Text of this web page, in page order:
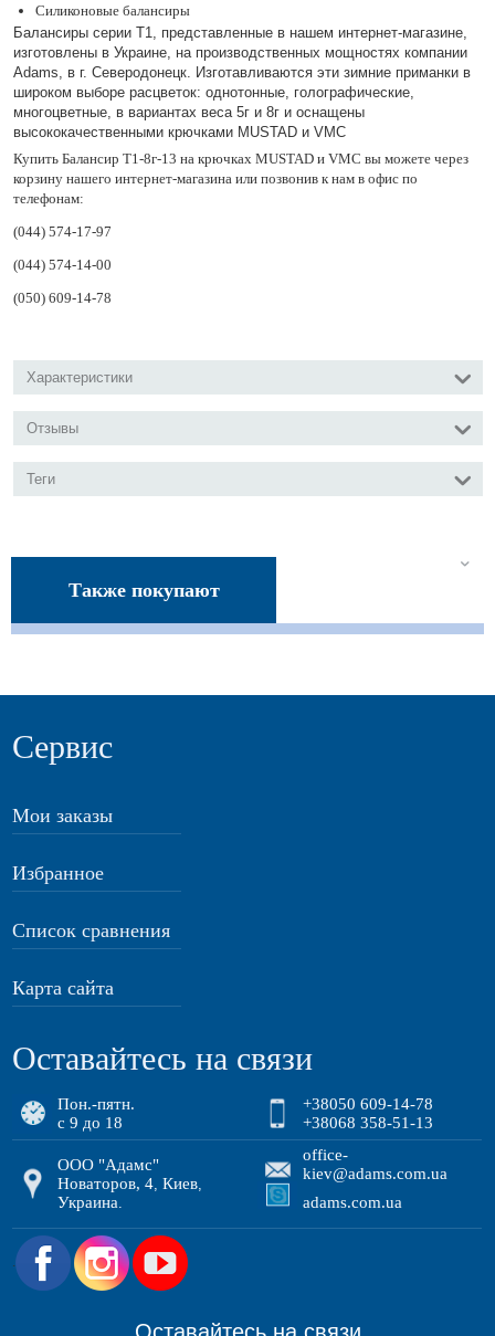
Силиконовые балансиры
Балансиры серии Т1, представленные в нашем интернет-магазине,
изготовлены в Украине, на производственных мощностях компании
Adams, в г. Северодонецк. Изготавливаются эти зимние приманки в
широком выборе расцветок: однотонные, голографические,
многоцветные, в вариантах веса 5г и 8г и оснащены
высококачественными крючками MUSTAD и VMC
Купить Балансир Т1-8г-13 на крючках MUSTAD и VMC вы можете через
корзину нашего интернет-магазина или позвонив к нам в офис по
телефонам:
(044) 574-17-97
(044) 574-14-00
(050) 609-14-78
Характеристики
Отзывы
Теги
Также покупают
Сервис
Мои заказы
Избранное
Список сравнения
Карта сайта
Оставайтесь на связи
Пон.-пятн.
с 9 до 18
+38050 609-14-78
+38068 358-51-13
ООО "Адамс"
Новаторов, 4 ,Киев
Украина
office-
kiev@adams.com.ua
adams.com.ua
.
Оставайтесь на связи